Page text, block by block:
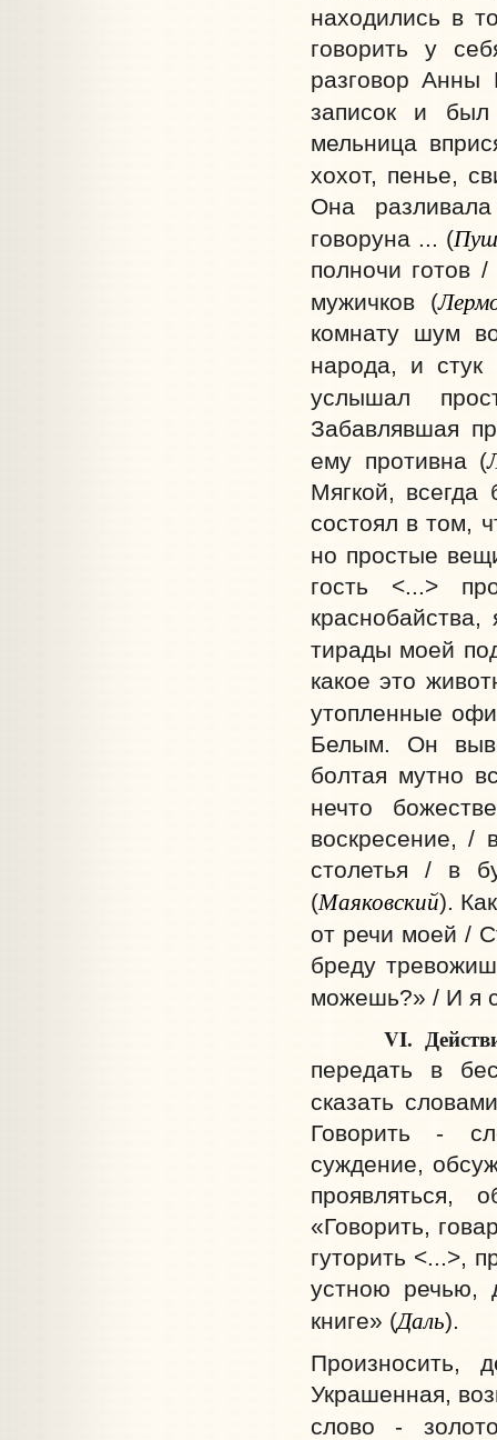
находились в
говорить у
разговор Анны
записок и
мельница
хохот, пенье,
Она
говоруна ... (
полночи готов
мужичков (
комнату шум
народа, и стук
услышал
Забавлявшая
ему противна (
Мягкой,
состоял в том,
но простые
гость <...>
тирады моей
какое это
утопленные
Белым. Он
болтая мутно
нечто
воскресение, /
столетья / в
(Маяковский).
от речи моей /
бреду
можешь?» / И я
VI. Действие.
передать в
сказать
Говорить -
суждение,
проявляться,
«Говорить,
гуторить <...>,
устною речью,
книге» (Даль).
Произносить,
Украшенная,
слово -